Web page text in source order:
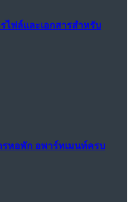
ไฟล์และเอกสารสำหรับ
รหอพัก อพาร์ทเมนท์ครบ